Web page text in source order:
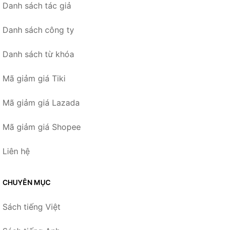
Danh sách tác giả
Danh sách công ty
Danh sách từ khóa
Mã giảm giá Tiki
Mã giảm giá Lazada
Mã giảm giá Shopee
Liên hệ
CHUYÊN MỤC
Sách tiếng Việt